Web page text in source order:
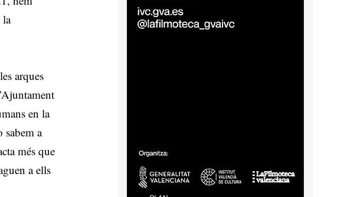
la
arques
en la
sabem a
més que
a ells